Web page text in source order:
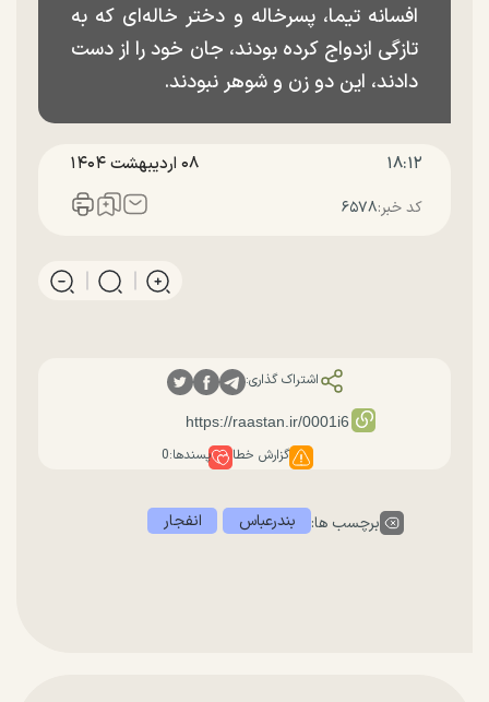
افسانه تیما، پسرخاله و دختر خاله‌ای که به
تازگی ازدواج کرده بودند، جان خود را از دست
دادند، این دو زن و شوهر نبودند.
۱۸:۱۲ ۰۸ ارديبهشت ۱۴۰۴
کد خبر:۶۵۷۸
اشتراک گذاری:
گزارش خطا پسندها:0
برچسب ها: بندرعباس انفجار